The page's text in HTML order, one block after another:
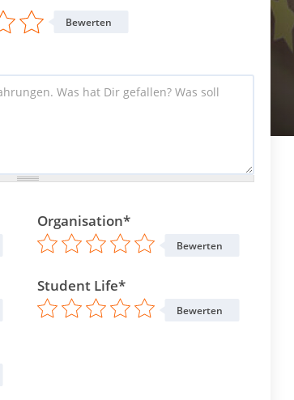
Bewerten
Organisation*
Bewerten
Student Life*
Bewerten